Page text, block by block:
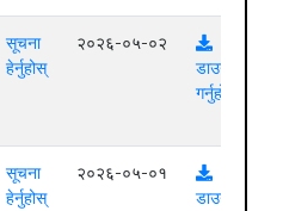
सूचना
हेर्नुहोस्
२०२६-०५-०२
डाउनलोड
गर्नुहोस्
सूचना
हेर्नुहोस्
२०२६-०५-०१
डाउनलोड